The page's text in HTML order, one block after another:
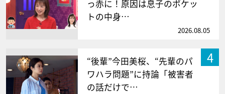
っ赤に！原因は息子のポケッ
トの中身…
2026.08.05
4
“後輩”今田美桜、“先輩のパ
ワハラ問題”に持論「被害者
の話だけで…